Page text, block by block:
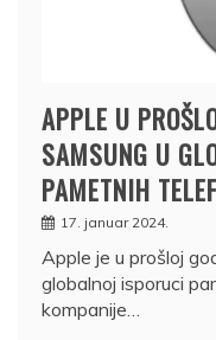
APPLE U
SAMSUNG U
PAMETNIH
17. januar 2024.
Apple je u prošloj
globalnoj isporuci
kompanije…